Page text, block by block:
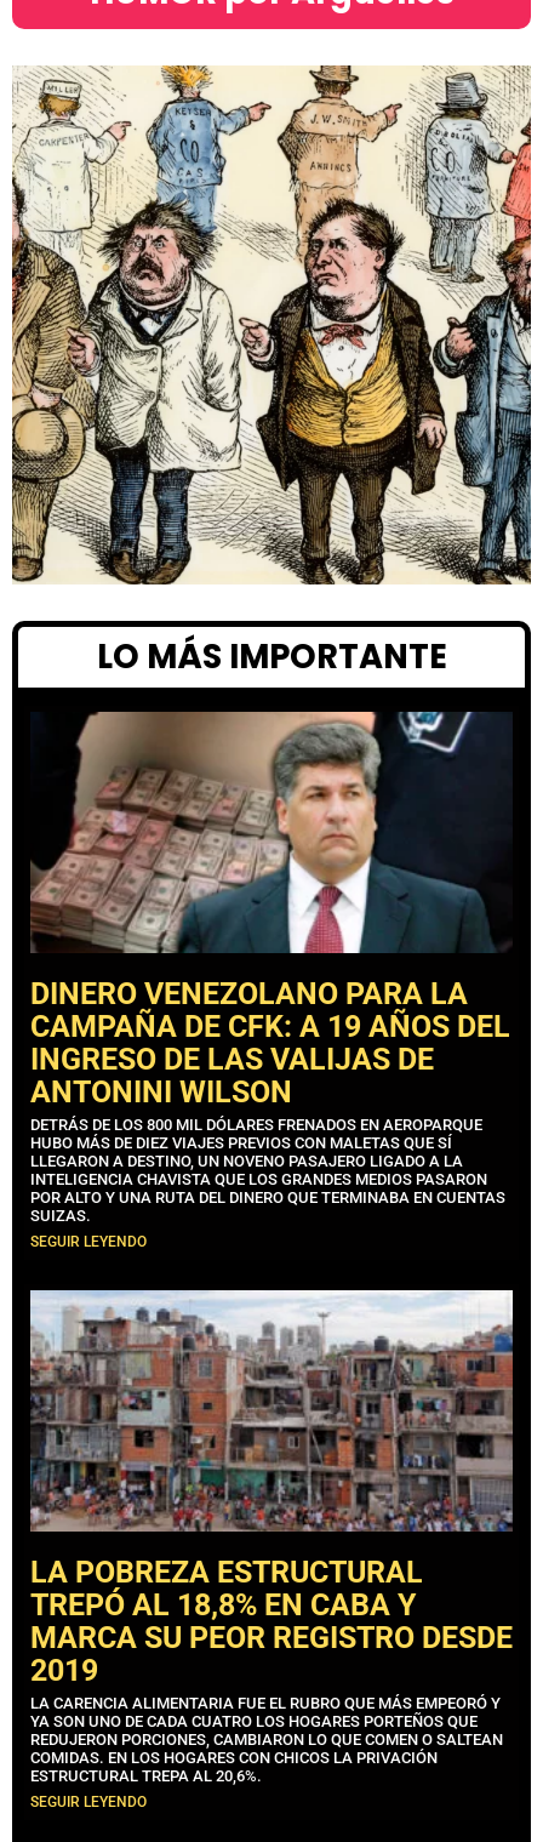
LO MÁS IMPORTANTE
DINERO VENEZOLANO PARA LA
CAMPAÑA DE CFK: A 19 AÑOS DEL
INGRESO DE LAS VALIJAS DE
ANTONINI WILSON
DETRÁS DE LOS 800 MIL DÓLARES FRENADOS EN AEROPARQUE
HUBO MÁS DE DIEZ VIAJES PREVIOS CON MALETAS QUE SÍ
LLEGARON A DESTINO, UN NOVENO PASAJERO LIGADO A LA
INTELIGENCIA CHAVISTA QUE LOS GRANDES MEDIOS PASARON
POR ALTO Y UNA RUTA DEL DINERO QUE TERMINABA EN CUENTAS
SUIZAS.
SEGUIR LEYENDO
LA POBREZA ESTRUCTURAL
TREPÓ AL 18,8% EN CABA Y
MARCA SU PEOR REGISTRO DESDE
2019
LA CARENCIA ALIMENTARIA FUE EL RUBRO QUE MÁS EMPEORÓ Y
YA SON UNO DE CADA CUATRO LOS HOGARES PORTEÑOS QUE
REDUJERON PORCIONES, CAMBIARON LO QUE COMEN O SALTEAN
COMIDAS. EN LOS HOGARES CON CHICOS LA PRIVACIÓN
ESTRUCTURAL TREPA AL 20,6%.
SEGUIR LEYENDO